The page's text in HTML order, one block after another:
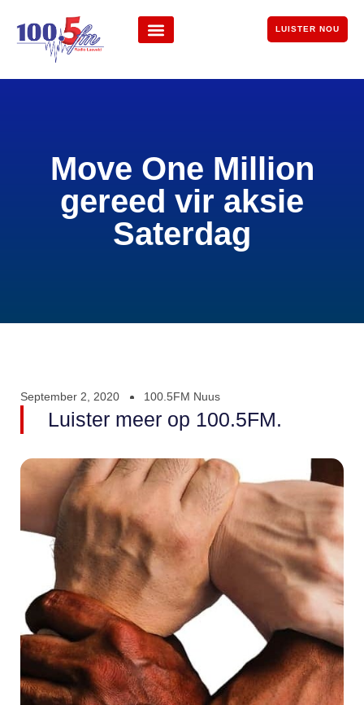
LUISTER NOU
Move One Million
gereed vir aksie
Saterdag
September 2, 2020 100.5FM Nuus
Luister meer op 100.5FM.